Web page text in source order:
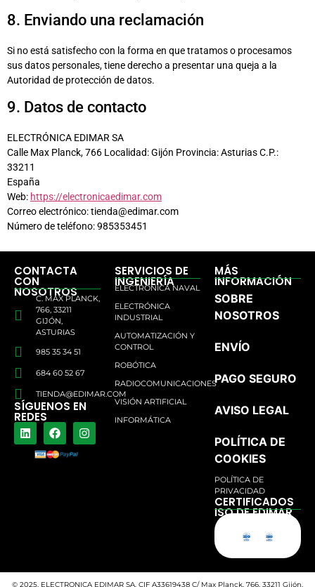
8. Enviando una reclamación
Si no está satisfecho con la forma en que tratamos o procesamos
sus datos personales, tiene derecho a presentar una queja a la
Autoridad de protección de datos.
9. Datos de contacto
ELECTRÓNICA EDIMAR SA
Calle Max Planck, 766 Localidad: Gijón Provincia: Asturias C.P.:
33211
España
Web: https://electronicaedimar.com
Correo electrónico: tienda@edimar.com
Número de teléfono: 985353451
CONTACTA
CON
NOSOTROS
C. MAX PLANCK,
766, 33211
GIJÓN,
ASTURIAS
985 35 34 51
684 60 52 67
TIENDA@EDIMAR.COM
SÍGUENOS EN
REDES
SERVICIOS DE
INGENIERÍA
ELECTRÓNICA NAVAL
ELECTRÓNICA
INDUSTRIAL
AUTOMATIZACIÓN Y
CONTROL
ROBÓTICA
RADIOCOMUNICACIONES
VISIÓN ARTIFICIAL
INFORMÁTICA
MÁS
INFORMACIÓN
SOBRE
NOSOTROS
ENVÍO
PAGO SEGURO
AVISO LEGAL
POLÍTICA DE
COOKIES
POLÍTICA DE
PRIVACIDAD
CERTIFICADOS
ISO DE EDIMAR
© 2025, ELECTRONICA EDIMAR SA. CIF A33619438 C/ Max Planck, 766, 33211 Gijón,